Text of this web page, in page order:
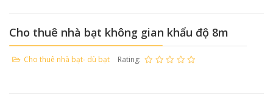
Cho thuê nhà bạt không gian khẩu độ 8m
Cho thuê nhà bạt- dù bạt Rating: